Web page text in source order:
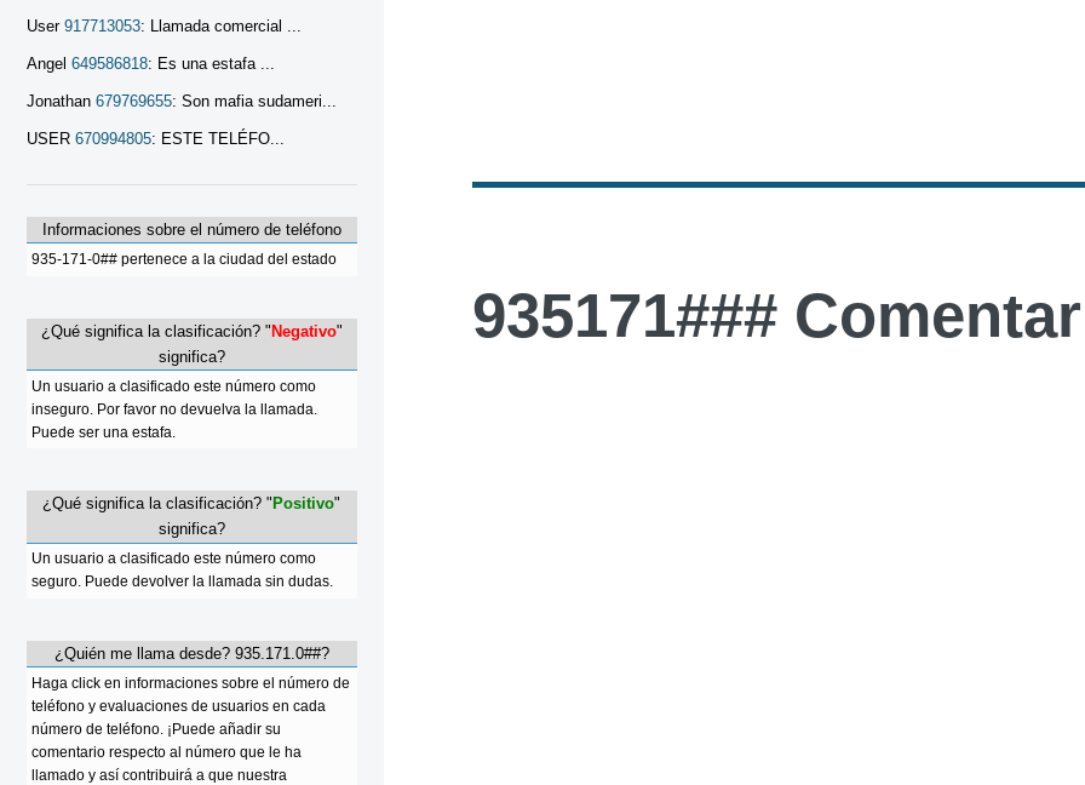
935171###
User 917713053: Llamada comercial ...
Angel 649586818: Es una estafa ...
Jonathan 679769655: Son mafia sudameri...
USER 670994805: ESTE TELÉFO...
Informaciones sobre el número de teléfono
935-171-0## pertenece a la ciudad del estado
¿Qué significa la clasificación? "Negativo"
significa?
Un usuario a clasificado este número como
inseguro. Por favor no devuelva la llamada.
Puede ser una estafa.
¿Qué significa la clasificación? " Positivo"
significa?
Un usuario a clasificado este número como
seguro. Puede devolver la llamada sin dudas.
¿Quién me llama desde? 935.171.0##?
Haga click en informaciones sobre el número de
teléfono y evaluaciones de usuarios en cada
número de teléfono. ¡Puede añadir su
comentario respecto al número que le ha
llamado y así contribuirá a que nuestra